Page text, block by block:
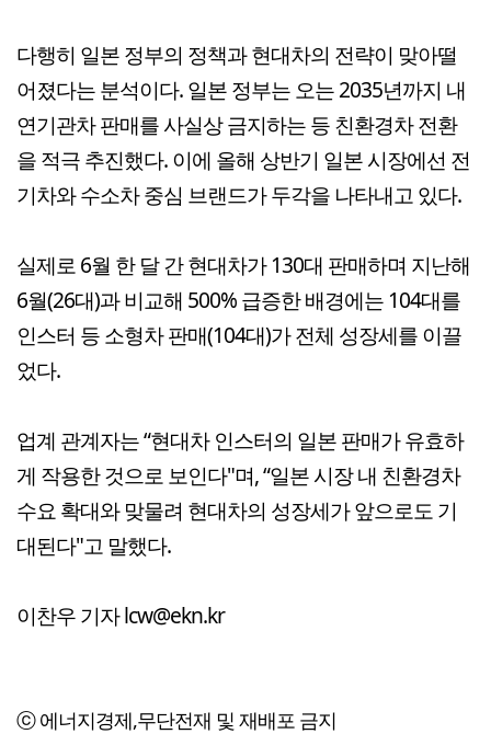
다행히 일본 정부의 정책과 현대차의 전략이 맞아떨
어졌다는 분석이다. 일본 정부는 오는 2035년까지 내
연기관차 판매를 사실상 금지하는 등 친환경차 전환
을 적극 추진했다. 이에 올해 상반기 일본 시장에선 전
기차와 수소차 중심 브랜드가 두각을 나타내고 있다.
실제로 6월 한 달 간 현대차가 130대 판매하며 지난해
6월(26대)과 비교해 500% 급증한 배경에는 104대를
인스터 등 소형차 판매(104대)가 전체 성장세를 이끌
었다.
업계 관계자는 “현대차 인스터의 일본 판매가 유효하
게 작용한 것으로 보인다"며, “일본 시장 내 친환경차
수요 확대와 맞물려 현대차의 성장세가 앞으로도 기
대된다"고 말했다.
이찬우 기자 lcw@ekn.kr
ⓒ 에너지경제,무단전재 및 재배포 금지